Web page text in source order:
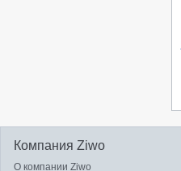
Компания Ziwo
О компании Ziwo